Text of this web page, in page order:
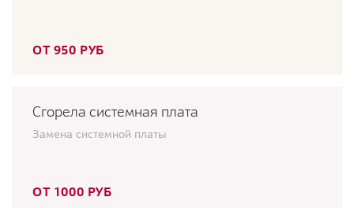
ОТ 950 РУБ
Сгорела системная плата
Замена системной платы
ОТ 1000 РУБ